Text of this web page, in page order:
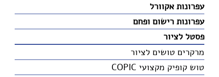
עפרונות אקוורל
עפרונות רישום ופחם
פסטל לציור
מרקרים טושים לציור
טוש קופיק מקצועי COPIC